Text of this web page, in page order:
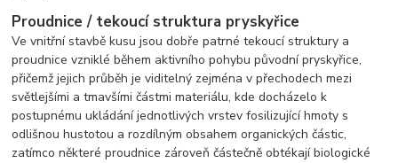
Proudnice / tekoucí struktura pryskyřice
Ve vnitřní stavbě kusu jsou dobře patrné tekoucí struktury a
proudnice vzniklé během aktivního pohybu původní pryskyřice,
přičemž jejich průběh je viditelný zejména v přechodech mezi
světlejšími a tmavšími částmi materiálu, kde docházelo k
postupnému ukládání jednotlivých vrstev fosilizující hmoty s
odlišnou hustotou a rozdílným obsahem organických částic,
zatímco některé proudnice zároveň částečně obtékají biologické